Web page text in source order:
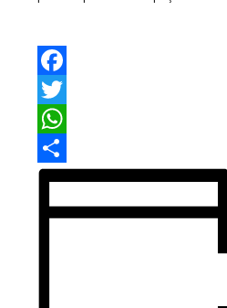
Facebook
Twitter
WhatsApp
Share